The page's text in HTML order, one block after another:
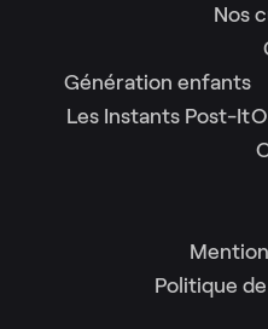
Nos
Génération enfants
Les Instants Post-It
Politique